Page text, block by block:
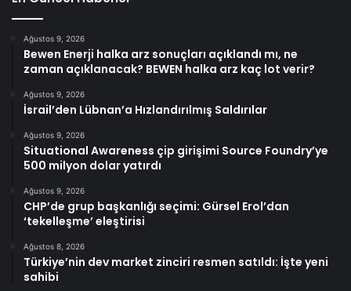
Ağustos 9, 2026
Bewen Enerji halka arz sonuçları açıklandı mı, ne
zaman açıklanacak? BEWEN halka arz kaç lot verir?
Ağustos 9, 2026
İsrail’den Lübnan’a Hızlandırılmış Saldırılar
Ağustos 9, 2026
Situational Awareness çip girişimi Source Foundry’ye
500 milyon dolar yatırdı
Ağustos 9, 2026
CHP’de grup başkanlığı seçimi: Gürsel Erol’dan
‘tekelleşme’ eleştirisi
Ağustos 8, 2026
Türkiye’nin dev market zinciri resmen satıldı: İşte yeni
sahibi